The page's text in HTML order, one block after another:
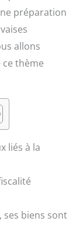
préparation
allons
thème
liés à la
ses biens sont